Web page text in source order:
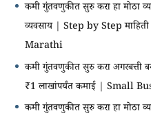
कमी गुंतवणुकीत सुरु करा हा मोठा
व्यवसाय | Step by Step
Marathi
कमी गुंतवणुकीत सुरु करा अगरबत्ती
₹1 लाखांपर्यंत कमाई | Small
कमी गुंतवणुकीत सुरु करा हा मोठा